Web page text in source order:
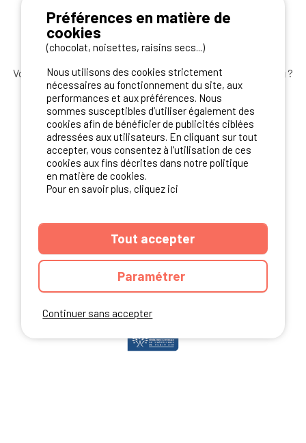
Vous souhaitez bénéficier desmeilleures offres camping ?
Abonnez-vous à la newsletterdès aujourd'hui
S'ABONNER
NOS PARTENAIRES
Continuer sans accepter
Préférences en matière de
cookies
(chocolat, noisettes, raisins secs...)
Nous utilisons des cookies strictement
nécessaires au fonctionnement du site, aux
performances et aux préférences. Nous
sommes susceptibles d’utiliser également des
cookies afin de bénéficier de publicités ciblées
adressées aux utilisateurs. En cliquant sur tout
accepter, vous consentez à l'utilisation de ces
cookies aux fins décrites dans notre politique
en matière de cookies.
Pour en savoir plus, cliquez ici
Tout accepter
Paramétrer